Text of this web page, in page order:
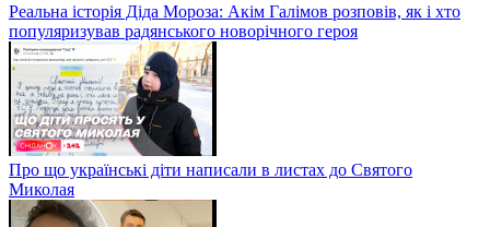
Реальна історія Діда Мороза: Акім Галімов розповів, як і хто
популяризував радянського новорічного героя
Про що українські діти написали в листах до Святого
Миколая